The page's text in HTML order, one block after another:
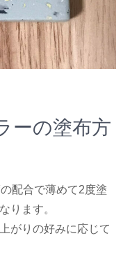
ーの塗布方
配合で薄めて2度塗
ります。
がりの好みに応じて